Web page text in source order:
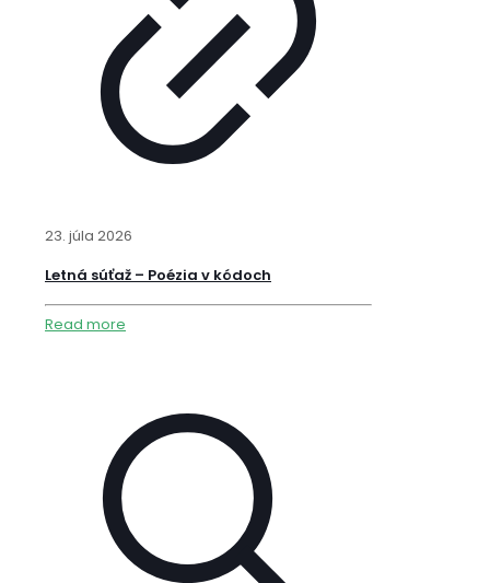
23. júla 2026
Letná súťaž – Poézia v kódoch
Read more